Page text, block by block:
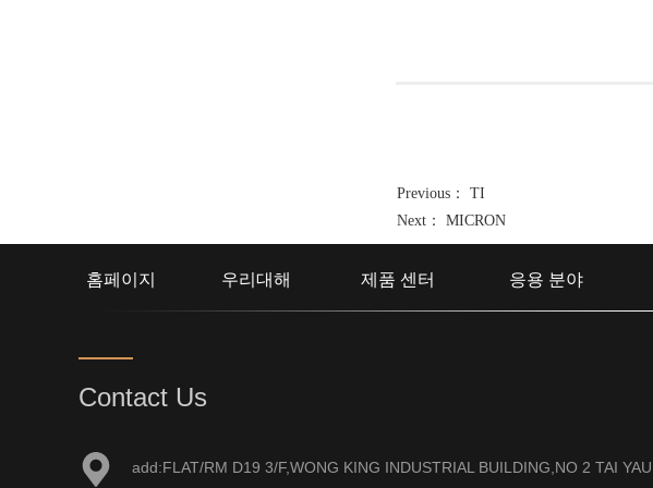
Previous： TI
Next： MICRON
홈페이지 우리대해 제품 센터 응용 분야
add:FLAT/RM D19 3/F,WONG KING INDUSTRIAL BUILDING,NO 2 TAI YAU
Contact Us